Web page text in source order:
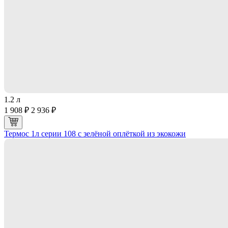
1.2 л
1 908 ₽ 2 936 ₽
Термос 1л серии 108 с зелёной оплёткой из экокожи